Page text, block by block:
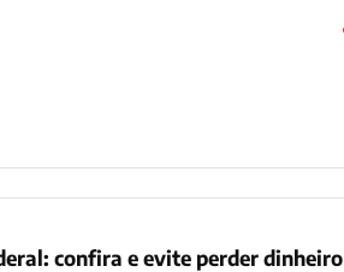
confira e evite perder dinheiro